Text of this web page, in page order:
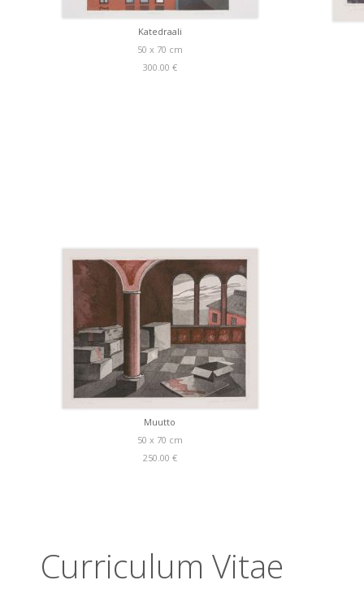
Katedraali
50 x 70 cm
300.00 €
Muutto
50 x 70 cm
250.00 €
Curriculum Vitae